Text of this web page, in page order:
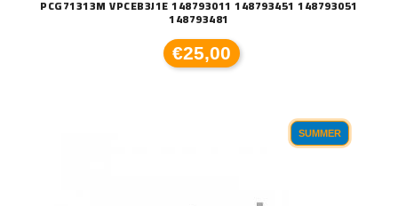
PCG71313M VPCEB3J1E 148793011 148793451 148793051
148793481
€25,00
SUMMER